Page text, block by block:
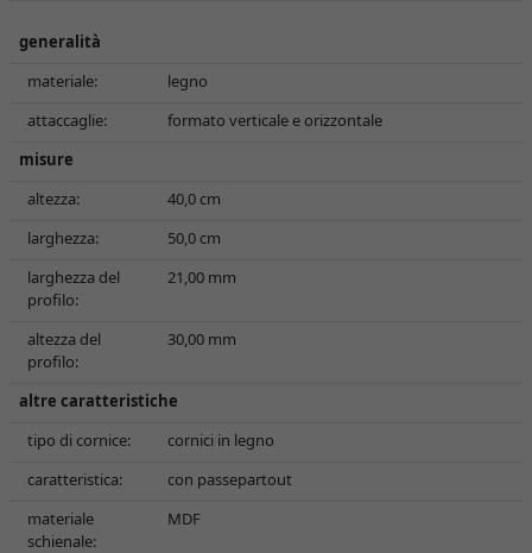
generalità
materiale:
legno
attaccaglie:
formato verticale e orizzontale
misure
altezza:
40,0 cm
larghezza:
50,0 cm
larghezza del
profilo:
21,00 mm
altezza del
profilo:
30,00 mm
altre caratteristiche
tipo di cornice:
cornici in legno
caratteristica:
con passepartout
materiale
schienale:
MDF